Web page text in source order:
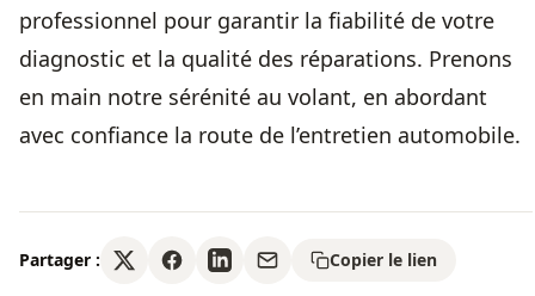
professionnel pour garantir la fiabilité de votre
diagnostic et la qualité des réparations. Prenons
en main notre sérénité au volant, en abordant
avec confiance la route de l’entretien automobile.
Partager : Copier le lien